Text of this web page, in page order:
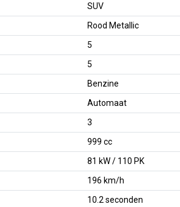
SUV
Rood Metallic
5
5
Benzine
Automaat
3
999 cc
81 kW / 110 PK
196 km/h
10.2 seconden